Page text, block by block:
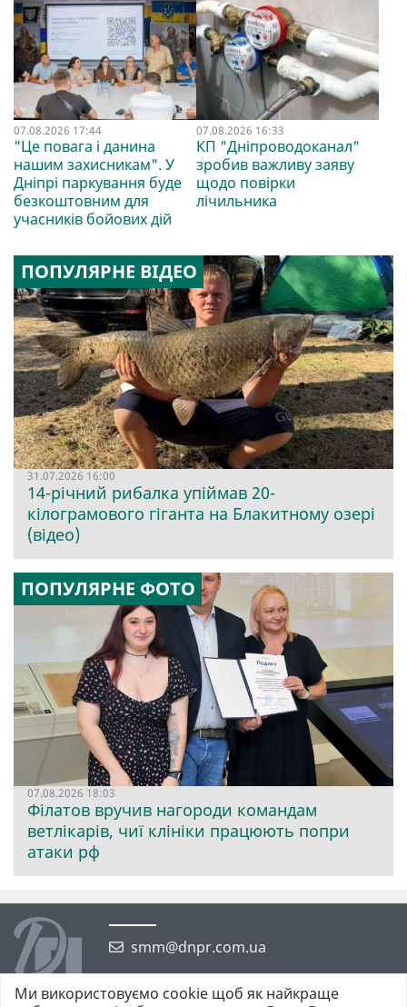
07.08.2026 17:44
"Це повага і данина
нашим захисникам". У
Дніпрі паркування буде
безкоштовним для
учасників бойових дій
07.08.2026 16:33
КП "Дніпроводоканал"
зробив важливу заяву
щодо повірки
лічильника
ПОПУЛЯРНЕ ВІДЕО
31.07.2026 16:00
14-річний рибалка упіймав 20-
кілограмового гіганта на Блакитному озері
(відео)
ПОПУЛЯРНЕ ФОТО
07.08.2026 18:03
Філатов вручив нагороди командам
ветлікарів, чиї клініки працюють попри
атаки рф
smm@dnpr.com.ua
Ми використовуємо cookie щоб як найкраще